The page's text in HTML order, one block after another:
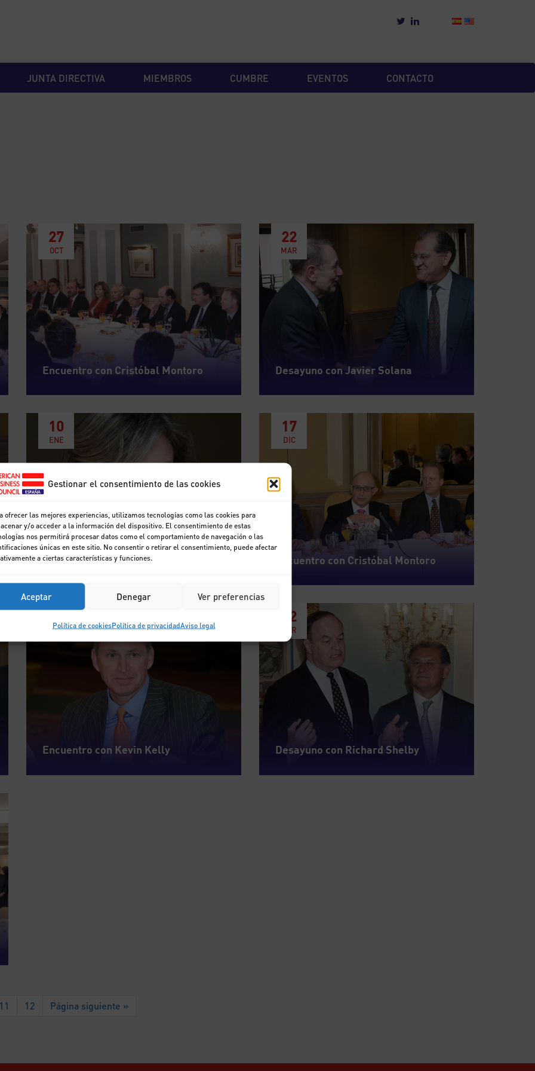
Gestionar el consentimiento de las cookies
ofrecer las mejores experiencias, utilizamos tecnologías como las cookies para
y/o acceder a la información del dispositivo. El consentimiento de estas
nos permitirá procesar datos como el comportamiento de navegación o las
únicas en este sitio. No consentir o retirar el consentimiento, puede afectar
a ciertas características y funciones.
Aceptar Denegar Ver preferencias
Política de cookiesPolítica de privacidadAviso legal
JUNTA DIRECTIVA MIEMBROS CUMBRE EVENTOS CONTACTO
27
OCT
Encuentro con Cristóbal Montoro
22
MAR
Desayuno con Javier Solana
10
ENE
Desayuno con Cristina Garmendia
17
DIC
Encuentro con Cristóbal Montoro
6
JUL
Encuentro con Kevin Kelly
12
ABR
Desayuno con Richard Shelby
11 12 Página siguiente »